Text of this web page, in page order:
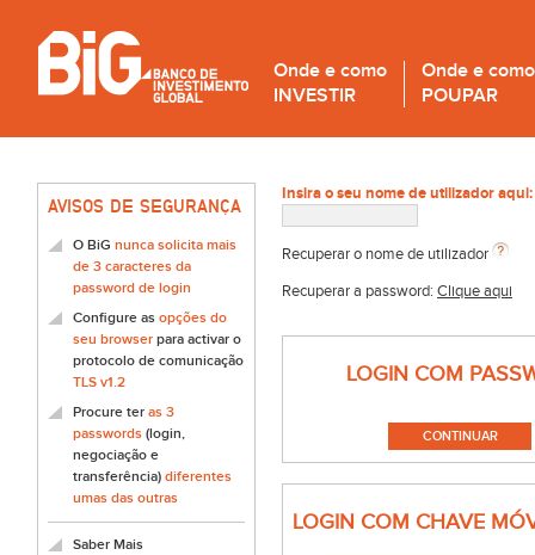
Onde e como
INVESTIR
Onde e como
POUPAR
AVISOS DE SEGURANÇA
O BiG nunca solicita mais
de 3 caracteres da
password de login
Configure as opções do
seu browser para activar o
protocolo de comunicação
TLS v1.2
Procure ter as 3
passwords (login,
negociação e
transferência) diferentes
umas das outras
Saber Mais
Insira o seu nome de utilizador aqui:
Recuperar o nome de utilizador
Recuperar a password: Clique aqui
LOGIN COM
LOGIN COM CHAVE